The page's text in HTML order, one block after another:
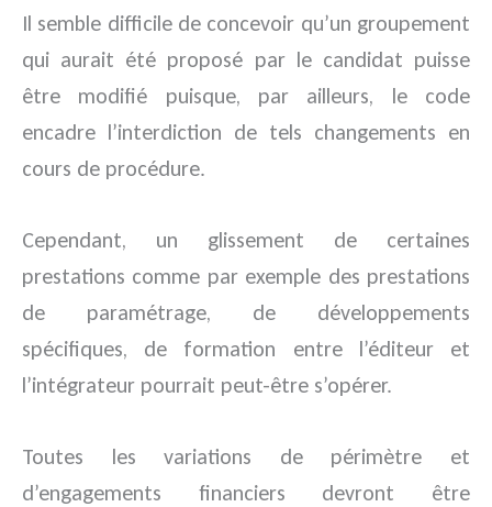
Il semble difficile de concevoir qu’un groupement
qui aurait été proposé par le candidat puisse
être modifié puisque, par ailleurs, le code
encadre l’interdiction de tels changements en
cours de procédure.
Cependant, un glissement de certaines
prestations comme par exemple des prestations
de paramétrage, de développements
spécifiques, de formation entre l’éditeur et
l’intégrateur pourrait peut-être s’opérer.
Toutes les variations de périmètre et
d’engagements financiers devront être